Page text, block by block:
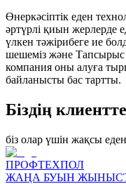
Өнеркәсіптік еден
әртүрлі қиын жерлерде
үлкен тәжірибеге ие
шешеміз және Тапсырыс
компания оны алуға
байланысты бас тартты.
Біздің
біз олар үшін жақсы
ПРОФТЕХПОЛ
ЖАҢА БУЫН